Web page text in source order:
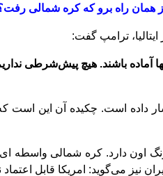
همان راه برو که کره شمالی
ایتالیا، ترامپ گفت:
آماده باشند. هیچ پیش‌شرطی
است. چکیده آن این است
اون دارد. کره شمالی
نیز میگوید: امریکا قابل